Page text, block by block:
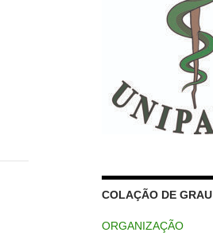
COLAÇÃO DE GRAU
ORGANIZAÇÃO